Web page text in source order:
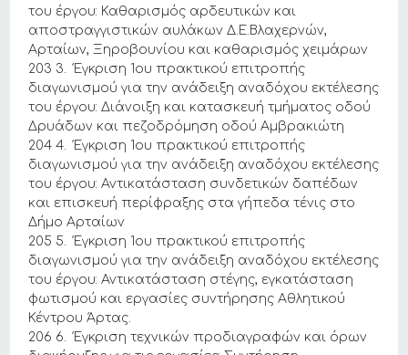
του έργου: Καθαρισμός αρδευτικών και
αποστραγγιστικών αυλάκων Δ.Ε.Βλαχερνών,
Αρταίων, Ξηροβουνίου και καθαρισμός χειμάρων
203 3. Έγκριση 1ου πρακτικού επιτροπής
διαγωνισμού για την ανάδειξη αναδόχου εκτέλεσης
του έργου: Διάνοιξη και κατασκευή τμήματος οδού
Δρυάδων και πεζοδρόμηση οδού Αμβρακιώτη
204 4. Έγκριση 1ου πρακτικού επιτροπής
διαγωνισμού για την ανάδειξη αναδόχου εκτέλεσης
του έργου: Αντικατάσταση συνδετικών δαπέδων
και επισκευή περίφραξης στα γήπεδα τένις στο
Δήμο Αρταίων
205 5. Έγκριση 1ου πρακτικού επιτροπής
διαγωνισμού για την ανάδειξη αναδόχου εκτέλεσης
του έργου: Αντικατάσταση στέγης, εγκατάσταση
φωτισμού και εργασίες συντήρησης Αθλητικού
Κέντρου Άρτας.
206 6. Έγκριση τεχνικών προδιαγραφών και όρων